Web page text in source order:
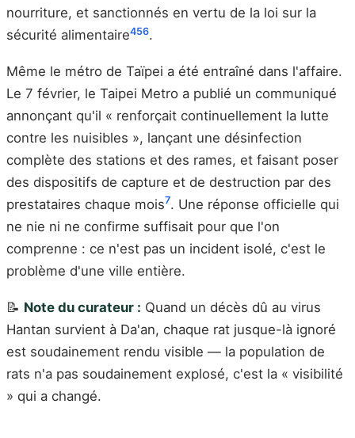
nourriture, et sanctionnés en vertu de la loi sur la
sécurité alimentaire456.
Même le métro de Taïpei a été entraîné dans l'affaire.
Le 7 février, le Taipei Metro a publié un communiqué
annonçant qu'il « renforçait continuellement la lutte
contre les nuisibles », lançant une désinfection
complète des stations et des rames, et faisant poser
des dispositifs de capture et de destruction par des
prestataires chaque mois7. Une réponse officielle qui
ne nie ni ne confirme suffisait pour que l'on
comprenne : ce n'est pas un incident isolé, c'est le
problème d'une ville entière.
📝 Note du curateur : Quand un décès dû au virus
Hantan survient à Da'an, chaque rat jusque-là ignoré
est soudainement rendu visible — la population de
rats n'a pas soudainement explosé, c'est la « visibilité
» qui a changé.